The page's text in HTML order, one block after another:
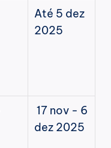
Até 5 dez
2025
17 nov - 6
dez 2025